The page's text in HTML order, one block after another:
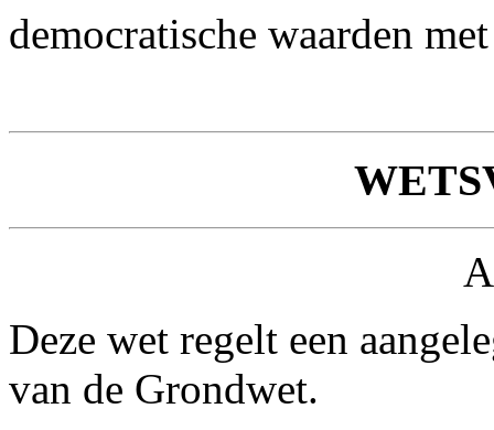
democratische waarden
Deze wet regelt een
van de Grondwet.